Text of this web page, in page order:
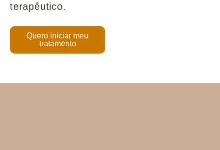
terapêutico.
Quero iniciar meu
tratamento